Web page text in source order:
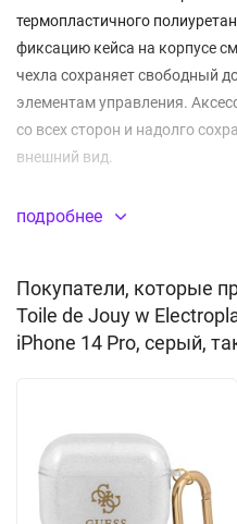
термопластичного
фиксацию кейса на корпусе
чехла сохраняет свободный
элементам управления.
со всех сторон и надолго
внешний вид.
Материал:
подробнее
Покупатели, которые
Toile de Jouy w
iPhone 14 Pro, серый,